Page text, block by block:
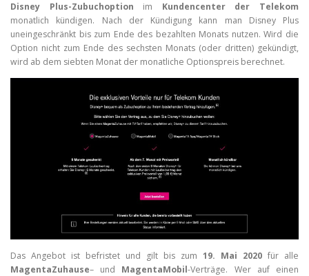
Disney Plus-Zubuchoption im Kundencenter der Telekom
monatlich kündigen. Nach der Kündigung kann man Disney Plus
uneingeschränkt bis zum Ende des bezahlten Monats nutzen. Wird die
Option nicht zum Ende des sechsten Monats (oder dritten) gekündigt,
wird ab dem siebten Monat der monatliche Optionspreis berechnet.
Das Angebot ist befristet und gilt bis zum 19. Mai 2020 für alle
MagentaZuhause– und MagentaMobil-Verträge. Wer auf einen